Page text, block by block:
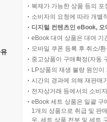
복제가 가능한 상품 등의
소비자의 요청에 따라 개별
디지털 컨텐츠인 eBook,
eBook 대여 상품은 대여 기
모바일 쿠폰 등록 후 취소/
중고상품이 구매확정(자동
LP상품의 재생 불량 원인
시간의 경과에 의해 재판매
전자상거래 등에서의 소비
eBook 세트 상품은 일괄 구
1개의 상품으로 취급 및 판
우, 세트 상품 전부 및 세트